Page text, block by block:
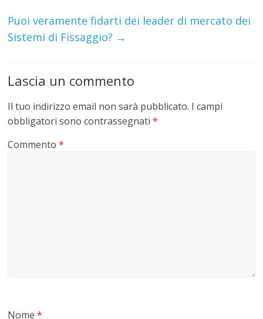
Puoi veramente fidarti dei leader di mercato dei
Sistemi di Fissaggio? →
Lascia un commento
Il tuo indirizzo email non sarà pubblicato. I campi
obbligatori sono contrassegnati*
Commento*
Nome*